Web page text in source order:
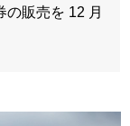
の販売を 12 月